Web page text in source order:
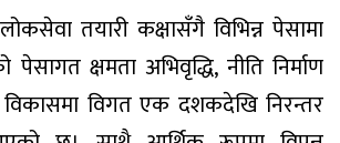
तयारी कक्षासँगै विभिन्न पेसामा
क्षमता अभिवृद्धि, नीति निर्माण
विकासमा विगत एक दशकदेखि निरन्तर